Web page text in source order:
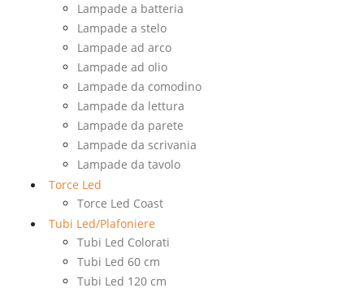
Lampade a batteria
Lampade a stelo
Lampade ad arco
Lampade ad olio
Lampade da comodino
Lampade da lettura
Lampade da parete
Lampade da scrivania
Lampade da tavolo
Torce Led
Torce Led Coast
Tubi Led/Plafoniere
Tubi Led Colorati
Tubi Led 60 cm
Tubi Led 120 cm